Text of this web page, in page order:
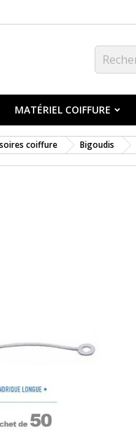
MATÉRIEL COIFFURE
coiffure Bigoudis